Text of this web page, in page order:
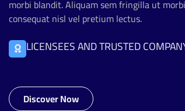
morbi blandit. Aliquam sem fringilla ut
consequat nisl vel pretium lectus.
LICENSEES AND TRUSTED
Discover Now